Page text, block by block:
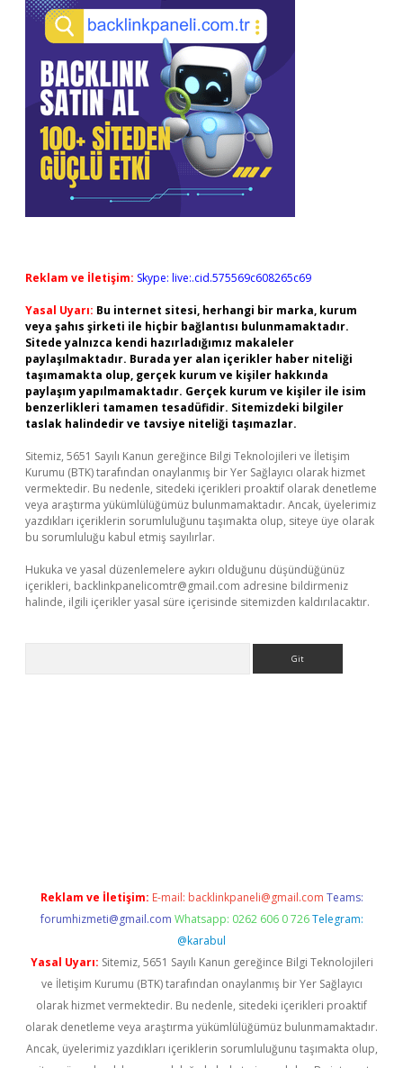
Reklam ve İletişim: Skype: live:.cid.575569c608265c69
Yasal Uyarı: Bu internet sitesi, herhangi bir marka, kurum
veya şahıs şirketi ile hiçbir bağlantısı bulunmamaktadır.
Sitede yalnızca kendi hazırladığımız makaleler
paylaşılmaktadır. Burada yer alan içerikler haber niteliği
taşımamakta olup, gerçek kurum ve kişiler hakkında
paylaşım yapılmamaktadır. Gerçek kurum ve kişiler ile isim
benzerlikleri tamamen tesadüfidir. Sitemizdeki bilgiler
taslak halindedir ve tavsiye niteliği taşımazlar.
Sitemiz, 5651 Sayılı Kanun gereğince Bilgi Teknolojileri ve İletişim
Kurumu (BTK) tarafından onaylanmış bir Yer Sağlayıcı olarak hizmet
vermektedir. Bu nedenle, sitedeki içerikleri proaktif olarak denetleme
veya araştırma yükümlülüğümüz bulunmamaktadır. Ancak, üyelerimiz
yazdıkları içeriklerin sorumluluğunu taşımakta olup, siteye üye olarak
bu sorumluluğu kabul etmiş sayılırlar.
Hukuka ve yasal düzenlemelere aykırı olduğunu düşündüğünüz
içerikleri, backlinkpanelicomtr@gmail.com adresine bildirmeniz
halinde, ilgili içerikler yasal süre içerisinde sitemizden kaldırılacaktır.
Reklam ve İletişim: E-mail: backlinkpaneli@gmail.com Teams:
forumhizmeti@gmail.com Whatsapp: 0262 606 0 726 Telegram:
@karabul
Yasal Uyarı: Sitemiz, 5651 Sayılı Kanun gereğince Bilgi Teknolojileri
ve İletişim Kurumu (BTK) tarafından onaylanmış bir Yer Sağlayıcı
olarak hizmet vermektedir. Bu nedenle, sitedeki içerikleri proaktif
olarak denetleme veya araştırma yükümlülüğümüz bulunmamaktadır.
Ancak, üyelerimiz yazdıkları içeriklerin sorumluluğunu taşımakta olup,